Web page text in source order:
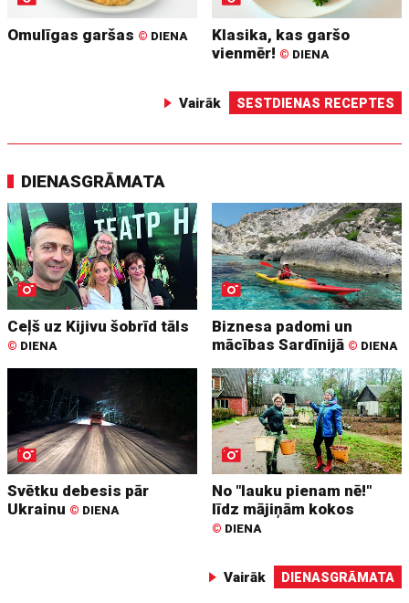
Omulīgas garšas © DIENA
Klasika, kas garšo
vienmēr! © DIENA
Vairāk SESTDIENAS RECEPTES
DIENASGRĀMATA
Ceļš uz Kijivu šobrīd tāls
© DIENA
Biznesa padomi un
mācības Sardīnijā © DIENA
Svētku debesis pār
Ukrainu © DIENA
No "lauku pienam nē!"
līdz mājiņām kokos
© DIENA
Vairāk DIENASGRĀMATA